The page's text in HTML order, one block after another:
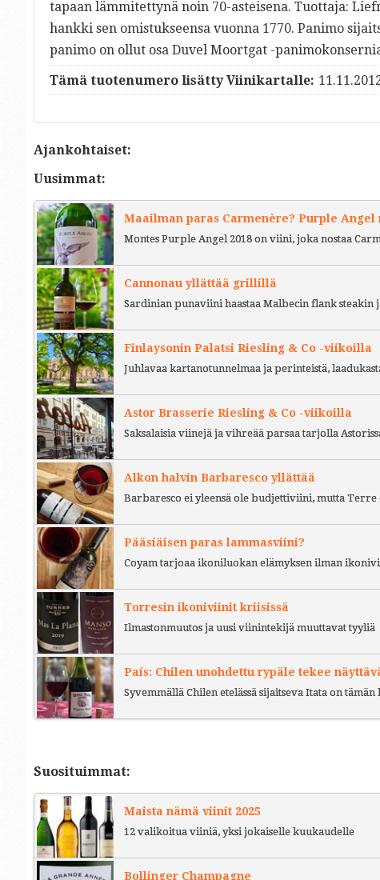
tapaan lämmitettynä noin 70-asteisena. Tuottaja:
hankki sen omistukseensa vuonna 1770. Panimo
panimo on ollut osa Duvel Moortgat -
Tämä tuotenumero lisätty Viinikartalle:
Ajankohtaiset:
Uusimmat:
Maailman paras Carmenère? Purple
Montes Purple Angel 2018 on viini, joka nostaa
Cannonau yllättää grillillä
Sardinian punaviini haastaa Malbecin flank steakin
Finlaysonin Palatsi Riesling & Co -viikoilla
Juhlavaa kartanotunnelmaa ja perinteistä,
Astor Brasserie Riesling & Co -viikoilla
Saksalaisia viinejä ja vihreää parsaa tarjolla
Alkon halvin Barbaresco yllättää
Barbaresco ei yleensä ole budjettiviini, mutta Terre
Pääsiäisen paras lammasviini?
Coyam tarjoaa ikoniluokan elämyksen ilman
Torresin ikoniviinit kriisissä
Ilmastonmuutos ja uusi viinintekijä muuttavat tyyliä
País: Chilen unohdettu rypäle tekee
Syvemmällä Chilen etelässä sijaitseva Itata on
Suosituimmat:
Maista nämä viinit 2025
12 valikoitua viiniä, yksi jokaiselle kuukaudelle
Bollinger Champagne